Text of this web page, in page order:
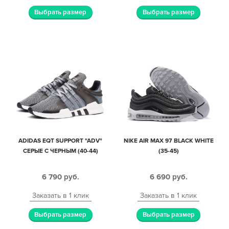
Выбрать размер Выбрать размер
ADIDAS EQT SUPPORT "ADV"
СЕРЫЕ С ЧЕРНЫМ (40-44)
6 790 руб.
Заказать в 1 клик
Выбрать размер
NIKE AIR MAX 97 BLACK WHITE
(35-45)
6 690 руб.
Заказать в 1 клик
Выбрать размер